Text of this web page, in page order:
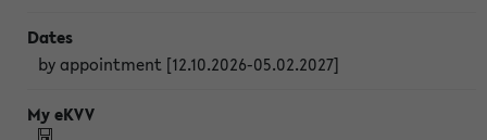
by appointment [12.10.2026-05.02.2027]